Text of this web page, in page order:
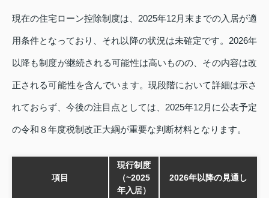
現在の住宅ローン控除制度は、2025年12月末までの入居が適
用条件となっており、それ以降の状況は未確定です。2026年
以降も制度が継続される可能性は高いものの、その内容は改
正される可能性を含んでいます。現段階において詳細は示さ
れておらず、今後の注目点としては、2025年12月に公表予定
の令和８年度税制改正大綱が重要な判断材料となります。
項目
現行制度
（~2025
年入居）
2026年以降の見通し